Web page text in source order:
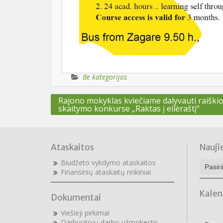
Be kategorijos
Navigacija
tarp
įrašų
Rajono mokyklas kviečiame dalyvauti
skaitymo konkurse „Raktas į eilėraštį“
Ataskaitos
Biudžeto vykdymo ataskaitos
Finansinių ataskaitų rinkiniai
Dokumentai
Viešieji pirkimai